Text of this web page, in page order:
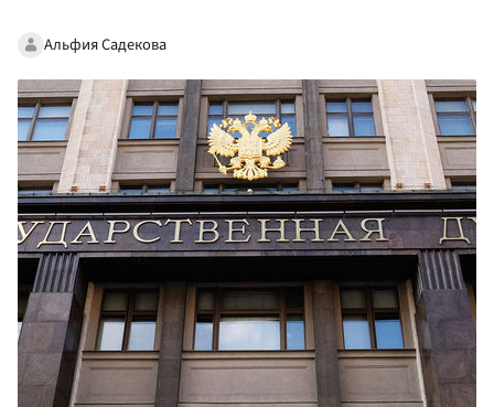
Альфия Садекова